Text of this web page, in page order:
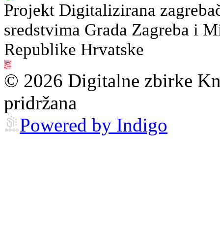
Projekt Digitalizirana
sredstvima Grada Zagreba i
Republike Hrvatske
© 2026 Digitalne zbirke
pridržana
Powered by Indigo